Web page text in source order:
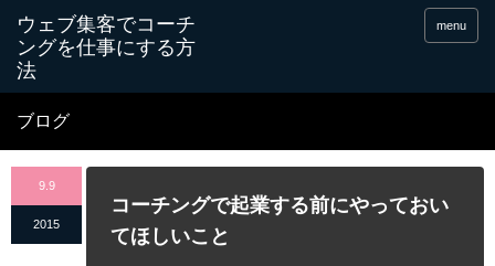
menu
ブログ
9.9
2015
コーチングで起業する前にやっておい
てほしいこと